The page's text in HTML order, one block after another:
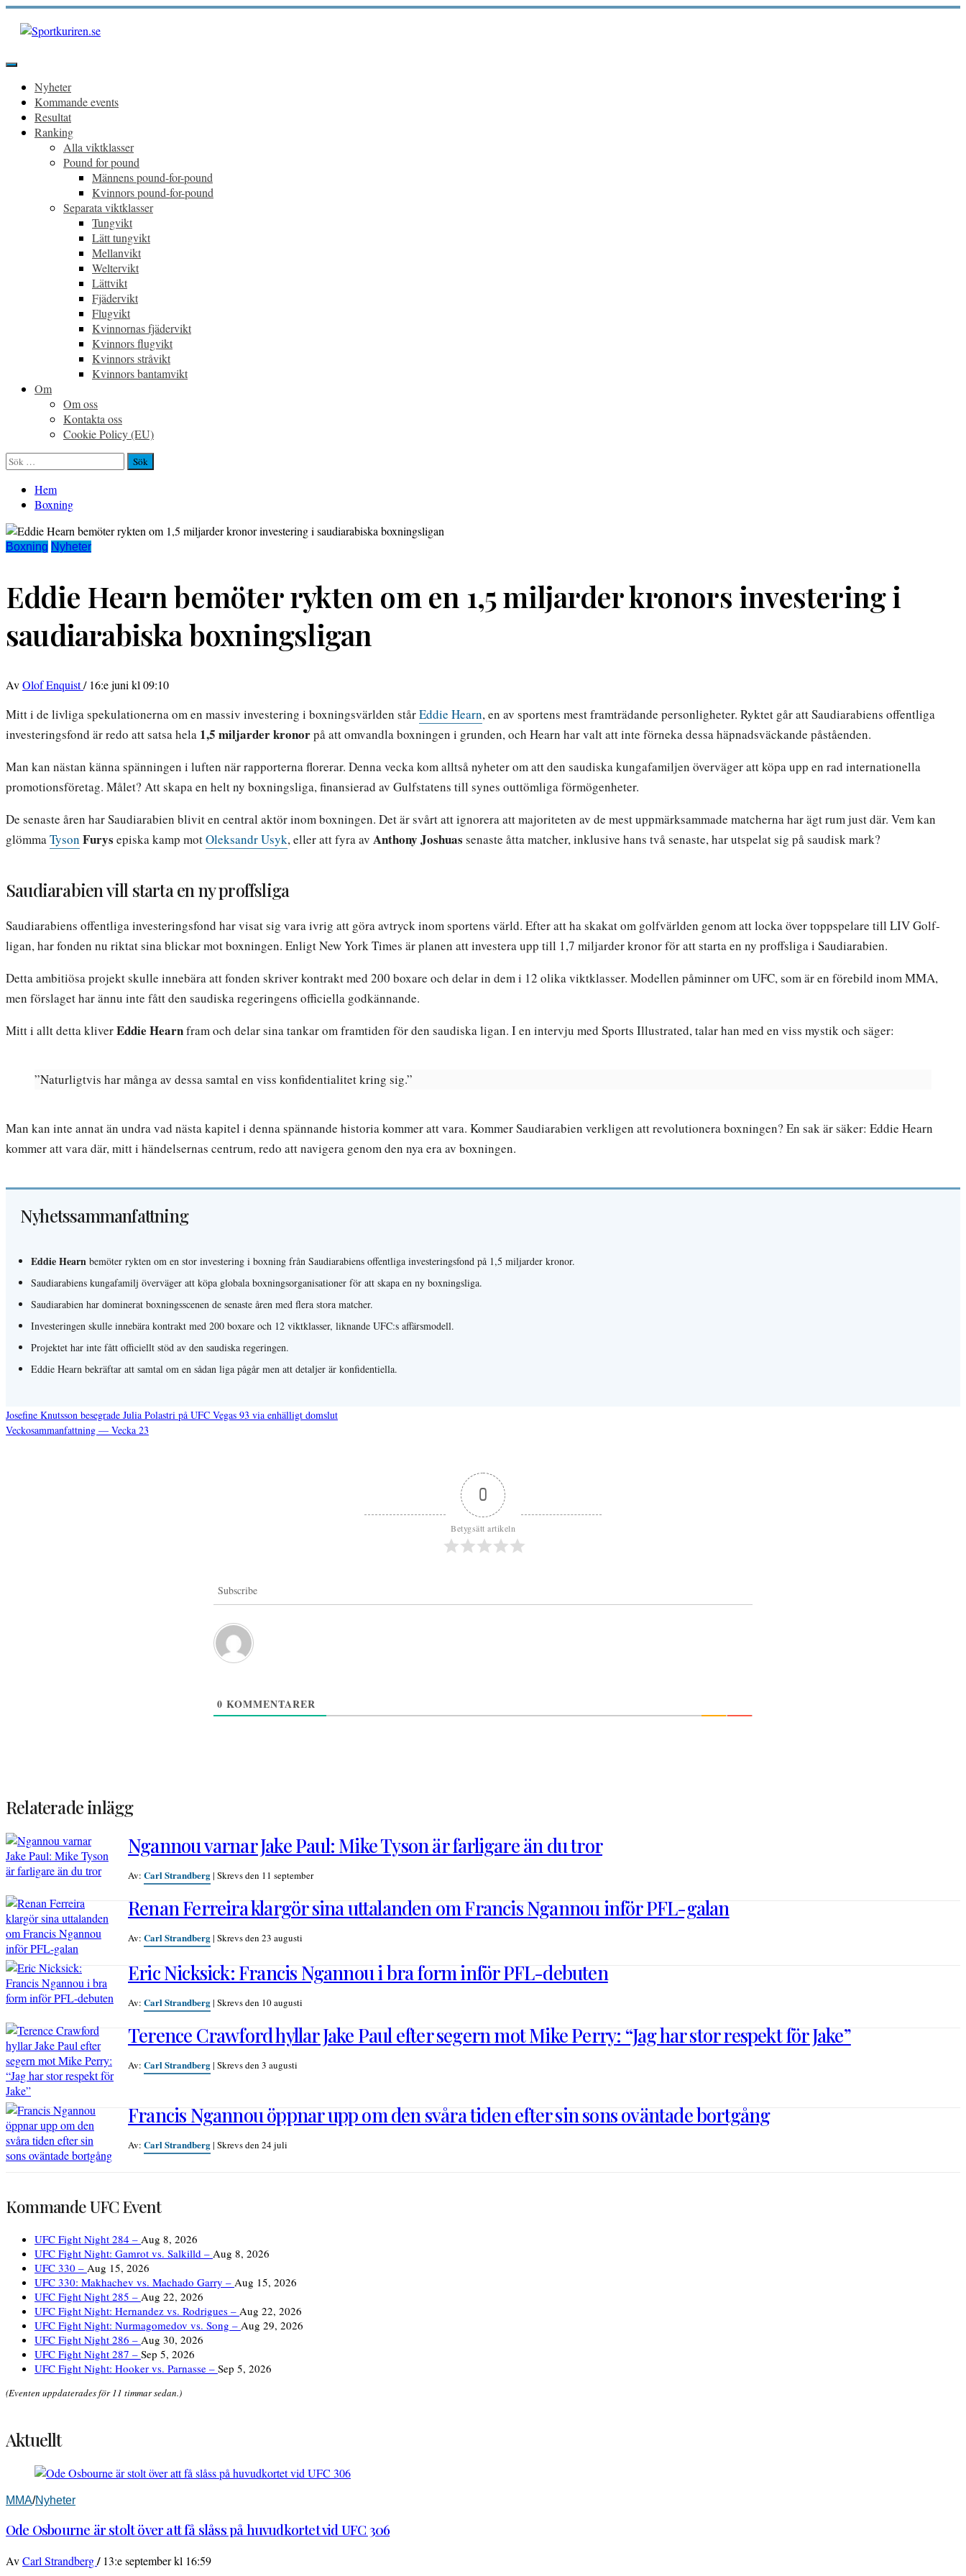
Hoppa
innehåll
Primär
Nyheter
Kommande events
Resultat
Ranking
Alla viktklasser
Pound for pound
Männens pound-for-pound
Kvinnors pound-for-pound
Separata viktklasser
Tungvikt
Lätt tungvikt
Mellanvikt
Weltervikt
Lättvikt
Fjädervikt
Flugvikt
Kvinnornas fjädervikt
Kvinnors flugvikt
Kvinnors stråvikt
Kvinnors bantamvikt
Om
Om oss
Kontakta oss
Cookie Policy (EU)
Sök
efter:
Hem
Boxning
Boxning Nyheter
Eddie Hearn bemöter rykten om en 1,5 miljarder kronors investering i
saudiarabiska boxningsligan
AvOlof Enquist/ 16:e juni kl 09:10
Mitt i de livliga spekulationerna om en massiv investering i boxningsvärlden stårEddie Hearn, en av sportens mest framträdande personligheter. Ryktet går att Saudiarabiens offentliga
investeringsfond är redo att satsa hela 1,5 miljarder kronorpå att omvandla boxningen i grunden, och Hearn har valt att inte förneka dessa häpnadsväckande påståenden.
Man kan nästan känna spänningen i luften när rapporterna florerar. Denna vecka kom alltså nyheter om att den saudiska kungafamiljen överväger att köpa upp en rad internationella
promotionsföretag. Målet? Att skapa en helt ny boxningsliga, finansierad av Gulfstatens till synes outtömliga förmögenheter.
De senaste åren har Saudiarabien blivit en central aktör inom boxningen. Det är svårt att ignorera att majoriteten av de mest uppmärksammade matcherna har ägt rum just där. Vem kan
glömmaTyson Furys episka kamp motOleksandr Usyk, eller att fyra av Anthony Joshuas senaste åtta matcher, inklusive hans två senaste, har utspelat sig på saudisk mark?
Saudiarabien vill starta en ny proffsliga
Saudiarabiens offentliga investeringsfond har visat sig vara ivrig att göra avtryck inom sportens värld. Efter att ha skakat om golfvärlden genom att locka över toppspelare till LIV Golf-
ligan, har fonden nu riktat sina blickar mot boxningen. Enligt New York Times är planen att investera upp till 1,7 miljarder kronor för att starta en ny proffsliga i Saudiarabien.
Detta ambitiösa projekt skulle innebära att fonden skriver kontrakt med 200 boxare och delar in dem i 12 olika viktklasser. Modellen påminner om UFC, som är en förebild inom MMA,
men förslaget har ännu inte fått den saudiska regeringens officiella godkännande.
Mitt i allt detta kliverEddie Hearnfram och delar sina tankar om framtiden för den saudiska ligan. I en intervju med Sports Illustrated, talar han med en viss mystik och säger:
”Naturligtvis har många av dessa samtal en viss konfidentialitet kring sig.”
Man kan inte annat än undra vad nästa kapitel i denna spännande historia kommer att vara. Kommer Saudiarabien verkligen att revolutionera boxningen? En sak är säker: Eddie Hearn
kommer att vara där, mitt i händelsernas centrum, redo att navigera genom den nya era av boxningen.
Nyhetssammanfattning
Eddie Hearn bemöter rykten om en stor investering i boxning från Saudiarabiens offentliga investeringsfond på 1,5 miljarder kronor.
Saudiarabiens kungafamilj överväger att köpa globala boxningsorganisationer för att skapa en ny boxningsliga.
Saudiarabien har dominerat boxningsscenen de senaste åren med flera stora matcher.
Investeringen skulle innebära kontrakt med 200 boxare och 12 viktklasser, liknande UFC:s affärsmodell.
Projektet har inte fått officiellt stöd av den saudiska regeringen.
Eddie Hearn bekräftar att samtal om en sådan liga pågår men att detaljer är konfidentiella.
Josefine Knutsson besegrade Julia Polastri på UFC Vegas 93 via enhälligt domslut
Veckosammanfattning — Vecka 23
0
Betygsätt artikeln
Subscribe
0 KOMMENTARER
Relaterade inlägg
Ngannou varnar Jake Paul: Mike Tyson är farligare än du tror
Av: Carl Strandberg| Skrevs den 11 september
Renan Ferreira klargör sina uttalanden om Francis Ngannou inför PFL-galan
Av: Carl Strandberg| Skrevs den 23 augusti
Eric Nicksick: Francis Ngannou i bra form inför PFL-debuten
Av: Carl Strandberg| Skrevs den 10 augusti
Terence Crawford hyllar Jake Paul efter segern mot Mike Perry: “Jag har stor respekt för Jake”
Av: Carl Strandberg| Skrevs den 3 augusti
Francis Ngannou öppnar upp om den svåra tiden efter sin sons oväntade bortgång
Av: Carl Strandberg| Skrevs den 24 juli
Kommande UFC Event
UFC Fight Night 284 – Aug 8, 2026
UFC Fight Night: Gamrot vs. Salkilld – Aug 8, 2026
UFC 330 – Aug 15, 2026
UFC 330: Makhachev vs. Machado Garry – Aug 15, 2026
UFC Fight Night 285 – Aug 22, 2026
UFC Fight Night: Hernandez vs. Rodrigues – Aug 22, 2026
UFC Fight Night: Nurmagomedov vs. Song – Aug 29, 2026
UFC Fight Night 286 – Aug 30, 2026
UFC Fight Night 287 – Sep 5, 2026
UFC Fight Night: Hooker vs. Parnasse – Sep 5, 2026
(Eventen uppdaterades för 11 timmar sedan.)
Aktuellt
MMA/Nyheter
Ode Osbourne är stolt över att få slåss på huvudkortet vid UFC 306
AvCarl Strandberg/ 13:e september kl 16:59